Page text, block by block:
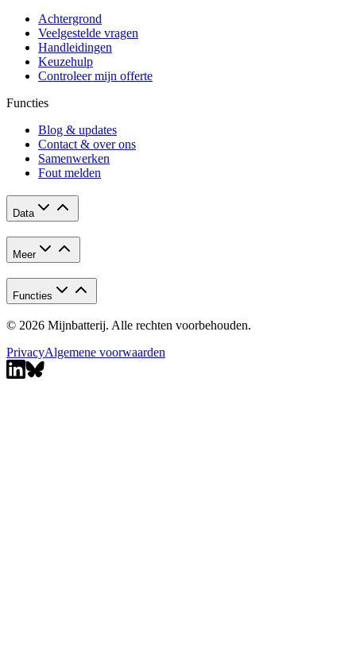
Achtergrond
Veelgestelde vragen
Handleidingen
Keuzehulp
Controleer mijn offerte
Functies
Blog & updates
Contact & over ons
Samenwerken
Fout melden
Data
Meer
Functies
© 2026 Mijnbatterij. Alle rechten voorbehouden.
PrivacyAlgemene voorwaarden